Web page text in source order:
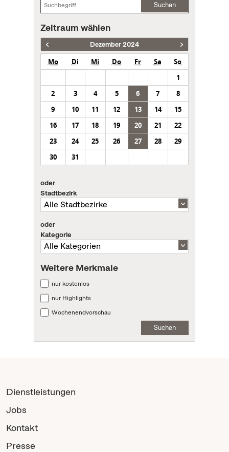
Suchen
Zeitraum wählen
Dezember 2024
Mo Di Mi Do Fr Sa
So
1
2
3 4 5 6 7
8
9
10 11 12 13 14
15
16
17 18 19 20 21
22
23
24 25 26 27 28
29
30
31
oder
Stadtbezirk
oder
Kategorie
Weitere Merkmale
nur kostenlos
nur Highlights
Wochenendvorschau
Suchen
Dienstleistungen
Jobs
Kontakt
Presse